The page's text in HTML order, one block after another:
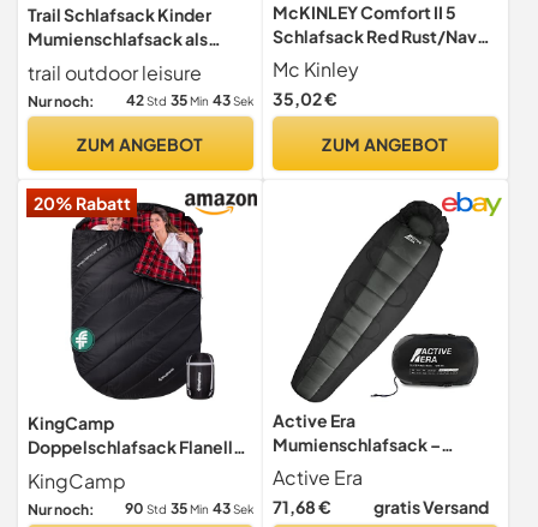
Trail Schlafsack Kinder
Mumienschlafsack als
Schlafsack 3 Jahreszeiten
für Camping – 300gsm – für
Jungen und Mädchen – mit
Leichtem
Transportrucksack - Blau
trail outdoor leisure
Nur noch: 42Std 35Min 42Sek
ZUM ANGEBOT
McKINLEY Comfort II 5
Schlafsack Red Rust/Navy
Dark 195R
Mc Kinley
35,02 €
ZUM ANGEBOT
20% Rabatt
KingCamp
Doppelschlafsack Flanell
mit Kissen, Extra Groß,240
* 150cm
KingCamp
Nur noch: 90 Std 35Min 42Sek
Active Era
Mumienschlafsack –
Schlafsack Winter und
Sommer, -10°C bis 10°C -
Wasserabweisend und
Active Era
71,68 € gratis Versand